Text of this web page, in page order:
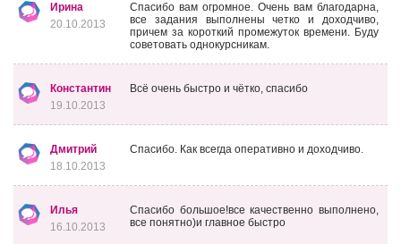
Ирина
20.10.2013
Спасибо вам огромное. Очень вам благодарна,
все задания выполнены четко и доходчиво,
причем за короткий промежуток времени. Буду
советовать однокурсникам.
Константин
19.10.2013
Всё очень быстро и чётко, спасибо
Дмитрий
18.10.2013
Спасибо. Как всегда оперативно и доходчиво.
Илья
16.10.2013
Спасибо большое!все качественно выполнено,
все понятно)и главное быстро